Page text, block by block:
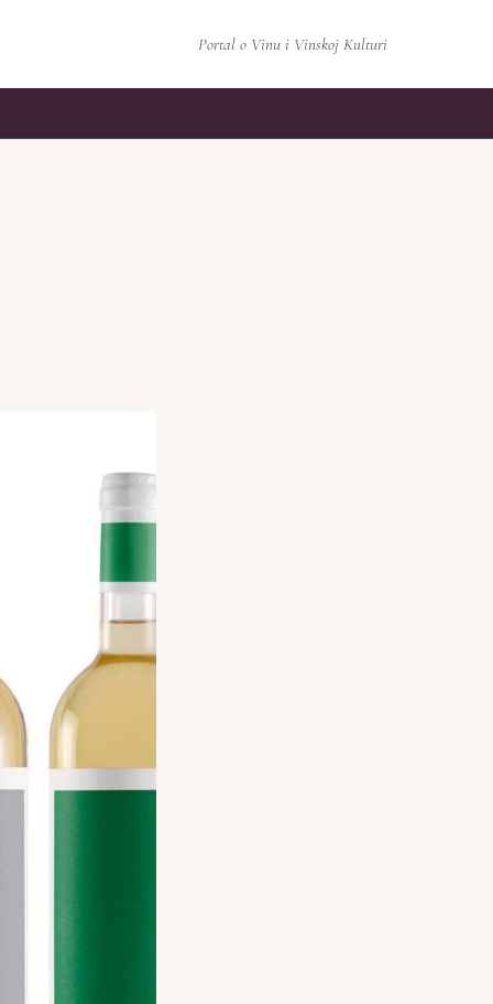
Portal o Vinu i Vinskoj Kulturi